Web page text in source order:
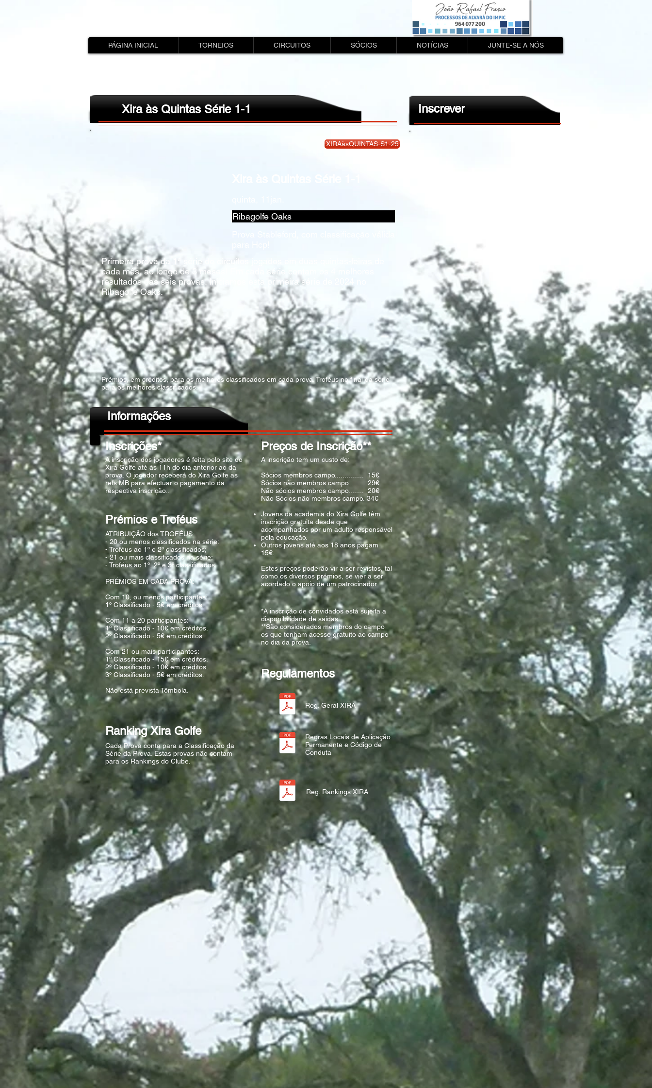
PÁGINA INICIAL TORNEIOS CIRCUITOS SÓCIOS NOTÍCIAS JUNTE-SE A NÓS
XIRAàsQUINTAS-S1-25
Ribagolfe Oaks
Primeira prova da 1ª série de circuitos jogados em duas quintas-feiras de
cada mês, ao longo de 3 meses! Em cada série contam os 4 melhores
resultados das seis provas. Iniciamos esta primeira série de 2024 no
Ribagolfe Oaks.
Prémios, em créditos, para os melhores classificados em cada prova. Troféus no final da série
para os melhores classificados.
Xira às Quintas Série 1-1
Informações
Inscrições*
A inscrição dos jogadores é feita pelo site do
Xira Golfe até às 11h do dia anterior ao da
prova. O jogador receberá do Xira Golfe as
refs MB para efectuar o pagamento da
respectiva inscrição..
Prémios e Troféus
ATRIBUIÇÃO dos TROFÉUS:
- 20 ou menos classificados na série:
- Troféus ao 1º e 2º classificados;
- 21 ou mais classificados na série:
- Troféus ao 1º, 2º e 3º classificados.
PRÉMIOS EM CADA PROVA:
Com 10, ou menos participantes:
1º Classificado - 5€ em créditos.
Com 11 a 20 participantes:
1º Classificado - 10€ em créditos.
2º Classificado - 5€ em créditos.
Com 21 ou mais participantes:
1º Classificado - 15€ em créditos.
2º Classificado - 10€ em créditos.
3º Classificado - 5€ em créditos.
Não está prevista Tômbola.
Ranking Xira Golfe
Cada Prova conta para a Classificação da
Série da Prova. Estas provas não contam
para os Rankings do Clube.
Preços de Inscrição**
A inscrição tem um custo de:
Sócios membros campo............... 15€
Sócios não membros campo........ 29€
Não sócios membros campo........ 20€
Não Sócios não membros campo. 34€
Jovens da academia do Xira Golfe têm
inscrição gratuita desde que
acompanhados por um adulto responsável
pela educação.
Outros jovens até aos 18 anos pagam
15€.
Estes preços poderão vir a ser revistos, tal
como os diversos prémios, se vier a ser
acordado o apoio de um patrocinador.
*A inscrição de convidados está sujeita a
disponibilidade de saídas.
**São considerados membros do campo
os que tenham acesso gratuito ao campo
no dia da prova.
Regulamentos
Reg. Geral XIRA
Regras Locais de Aplicação
Permanente e Código de
Conduta
Reg. Rankings XIRA
Inscrever